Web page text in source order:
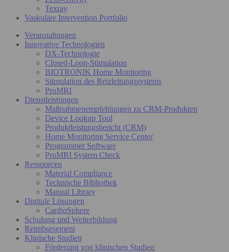
Texray
Vaskuläre Intervention Portfolio
Veranstaltungen
Innovative Technologien
DX-Technologie
Closed-Loop-Stimulation
BIOTRONIK Home Monitoring
Stimulation des Reizleitungssystems
ProMRI
Dienstleistungen
Maßnahmenempfehlungen zu CRM-Produkten
Device Lookup Tool
Produktleistungsbericht (CRM)
Home Monitoring Service Center
Programmer Software
ProMRI System Check
Ressourcen
Material Compliance
Technische Bibliothek
Manual Library
Digitale Lösungen
CardioSphere
Schulung und Weiterbildung
Reimbursement
Klinische Studien
Förderung von klinischen Studien